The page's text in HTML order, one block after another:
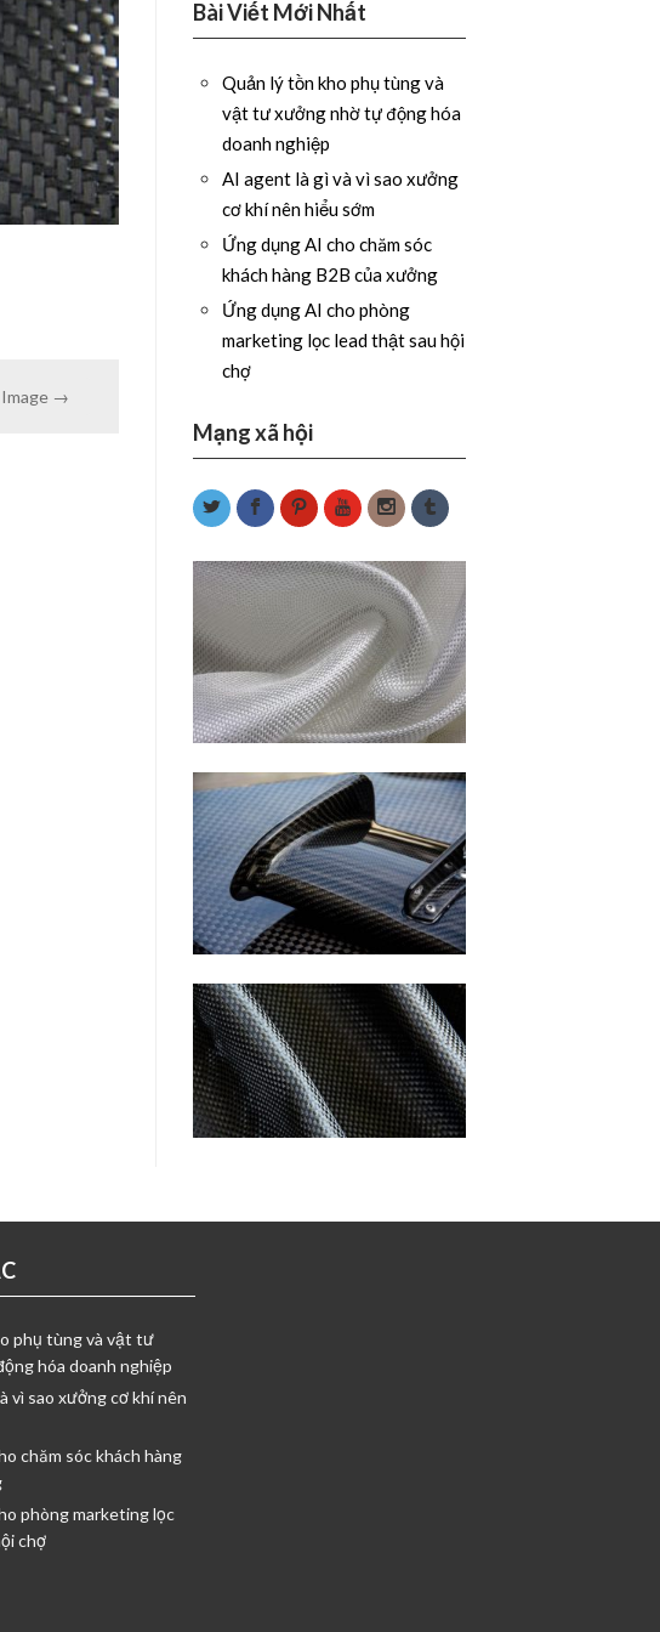
→
Bài Viết Mới Nhất
Quản lý tồn kho phụ tùng và
vật tư xưởng nhờ tự động hóa
doanh nghiệp
AI agent là gì và vì sao xưởng
cơ khí nên hiểu sớm
Ứng dụng AI cho chăm sóc
khách hàng B2B của xưởng
Ứng dụng AI cho phòng
marketing lọc lead thật sau hội
chợ
Mạng xã hội
phụ tùng và vật tư
hóa doanh nghiệp
vì sao xưởng cơ khí nên
chăm sóc khách hàng
phòng marketing lọc
chợ